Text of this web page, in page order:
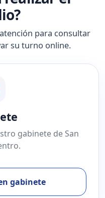
para consultar
su turno online.
gabinete de San
gabinete